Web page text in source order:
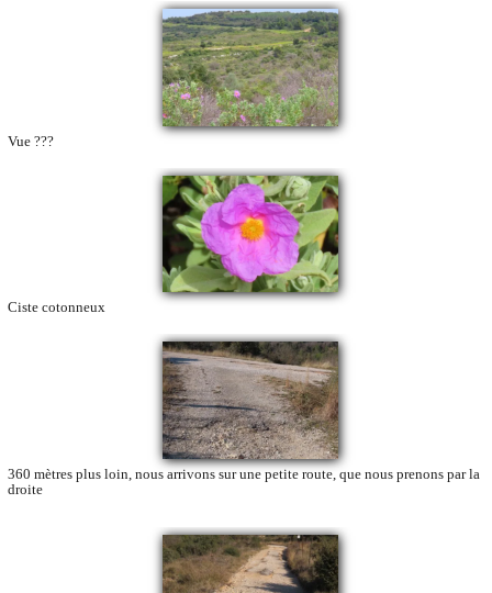
Vue ???
Ciste cotonneux
360 mètres plus loin, nous arrivons sur une petite route, que nous prenons par la
droite